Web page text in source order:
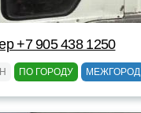
+7 905 438 1250
ПО ГОРОДУ МЕЖГОРОД